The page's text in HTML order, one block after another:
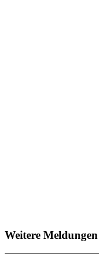
Weitere Meldungen